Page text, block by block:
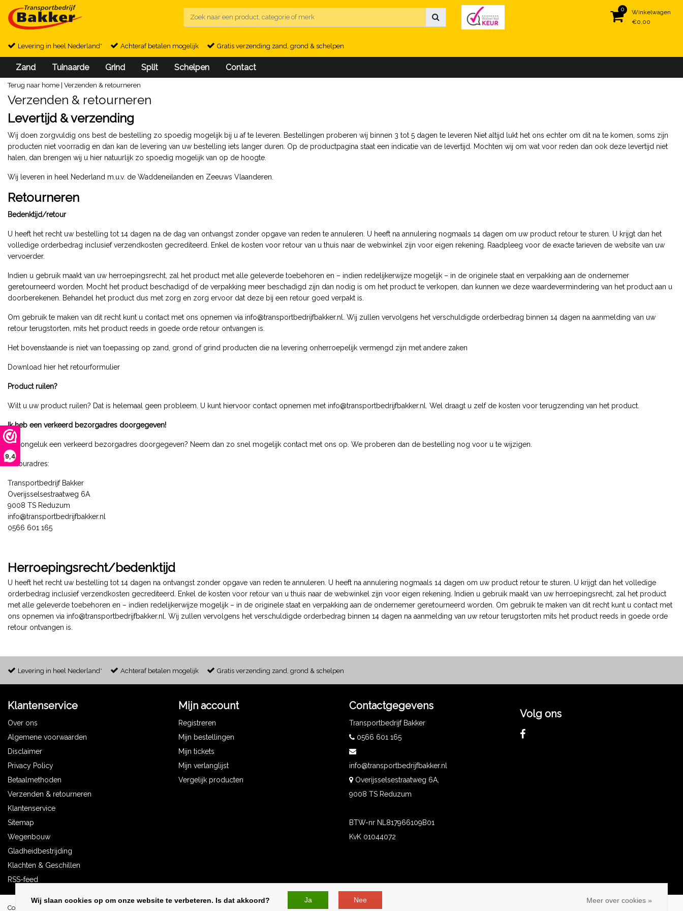
9,4
0
Winkelwagen
€0,00
Levering in heel Nederland* Achteraf betalen mogelijk Gratis verzending zand, grond & schelpen
Zand Tuinaarde Grind Split Schelpen Contact
Terug naar home Verzenden & retourneren
Verzenden & retourneren
Levertijd & verzending
Wij doen zorgvuldig ons best de bestelling zo spoedig mogelijk bij u af te leveren. Bestellingen proberen wij binnen 3 tot 5 dagen te leveren Niet altijd lukt het ons echter om dit na te komen, soms zijn
producten niet voorradig en dan kan de levering van uw bestelling iets langer duren. Op de productpagina staat een indicatie van de levertijd. Mochten wij om wat voor reden dan ook deze levertijd niet
halen, dan brengen wij u hier natuurlijk zo spoedig mogelijk van op de hoogte.
Wij leveren in heel Nederland m.u.v. de Waddeneilanden en Zeeuws Vlaanderen.
Retourneren
Bedenktijd/retour
U heeft het recht uw bestelling tot 14 dagen na de dag van ontvangst zonder opgave van reden te annuleren. U heeft na annulering nogmaals 14 dagen om uw product retour te sturen. U krijgt dan het
volledige orderbedrag inclusief verzendkosten gecrediteerd. Enkel de kosten voor retour van u thuis naar de webwinkel zijn voor eigen rekening. Raadpleeg voor de exacte tarieven de website van uw
vervoerder.
Indien u gebruik maakt van uw herroepingsrecht, zal het product met alle geleverde toebehoren en – indien redelijkerwijze mogelijk – in de originele staat en verpakking aan de ondernemer
geretourneerd worden. Mocht het product beschadigd of de verpakking meer beschadigd zijn dan nodig is om het product te verkopen, dan kunnen we deze waardevermindering van het product aan u
doorberekenen. Behandel het product dus met zorg en zorg ervoor dat deze bij een retour goed verpakt is.
Om gebruik te maken van dit recht kunt u contact met ons opnemen via info@transportbedrijfbakker.nl
. Wij zullen vervolgens het verschuldigde orderbedrag binnen 14 dagen na aanmelding van uw
retour terugstorten, mits het product reeds in goede orde retour ontvangen is.
Het bovenstaande is niet van toepassing op zand, grond of grind producten die na levering onherroepelijk vermengd zijn met andere zaken
Download hier het retourformulier
Product ruilen?
Wilt u uw product ruilen? Dat is helemaal geen probleem. U kunt hiervoor contact opnemen met info@transportbedrijfbakker.nl . Wel draagt u zelf de kosten voor terugzending van het product.
Ik heb een verkeerd bezorgadres doorgegeven!
Per ongeluk een verkeerd bezorgadres doorgegeven? Neem dan zo snel mogelijk contact met ons op. We proberen dan de bestelling nog voor u te wijzigen.
Retouradres:
Transportbedrijf Bakker
Overijsselsestraatweg 6A
9008 TS Reduzum
info@transportbedrijfbakker.nl
0566 601 165
Herroepingsrecht/bedenktijd
U heeft het recht uw bestelling tot 14 dagen na ontvangst zonder opgave van reden te annuleren. U heeft na annulering nogmaals 14 dagen om uw product retour te sturen. U krijgt dan het volledige
orderbedrag inclusief verzendkosten gecrediteerd. Enkel de kosten voor retour van u thuis naar de webwinkel zijn voor eigen rekening. Indien u gebruik maakt van uw herroepingsrecht, zal het product
met alle geleverde toebehoren en – indien redelijkerwijze mogelijk – in de originele staat en verpakking aan de ondernemer geretourneerd worden. Om gebruik te maken van dit recht kunt u contact met
ons opnemen via info@transportbedrijfbakker.nl
. Wij zullen vervolgens het verschuldigde orderbedrag binnen 14 dagen na aanmelding van uw retour terugstorten mits het product reeds in goede orde
retour ontvangen is.
Levering in heel Nederland* Achteraf betalen mogelijk Gratis verzending zand, grond & schelpen
Klantenservice
Over ons
Algemene voorwaarden
Disclaimer
Privacy Policy
Betaalmethoden
Verzenden & retourneren
Klantenservice
Sitemap
Wegenbouw
Gladheidbestrijding
Klachten & Geschillen
RSS-feed
Mijn account
Registreren
Mijn bestellingen
Mijn tickets
Mijn verlanglijst
Vergelijk producten
Contactgegevens
Transportbedrijf Bakker
0566 601 165
info@transportbedrijfbakker.nl
Overijsselsestraatweg 6A,
9008 TS Reduzum
BTW-nr NL817966109B01
KvK 01044072
Volg ons
Copyright © 2026 - Transportbedrijf Bakker - All rights reserved - Theme by
Wij slaan cookies op om onze website te verbeteren. Is dat akkoord? Ja Nee Meer over cookies »